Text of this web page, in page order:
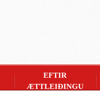
EFTIR
ÆTTLEIÐINGU